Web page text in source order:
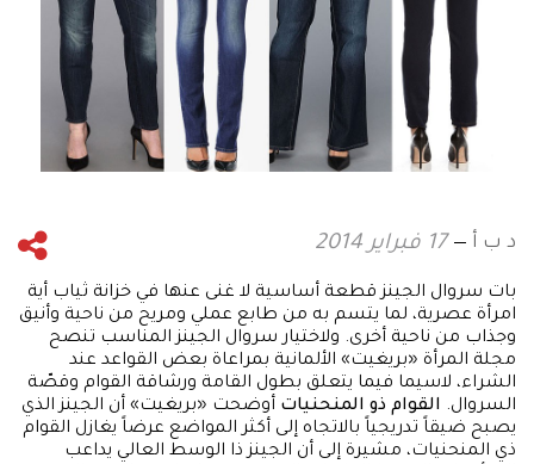
د ب أ 17 فبراير 2014
بات سروال الجينز قطعة أساسية لا غنى عنها في خزانة ثياب أية
امرأة عصرية، لما يتسم به من طابع عملي ومريح من ناحية وأنيق
وجذاب من ناحية أخرى. ولاختيار سروال الجينز المناسب تنصح
مجلة المرأة «بريغيت» الألمانية بمراعاة بعض القواعد عند
الشراء، لاسيما فيما يتعلق بطول القامة ورشاقة القوام وقصّة
السروال. القوام ذو المنحنيات أوضحت «بريغيت» أن الجينز الذي
يصبح ضيقاً تدريجياً بالاتجاه إلى أكثر المواضع عرضاً يغازل القوام
ذي المنحنيات، مشيرة إلى أن الجينز ذا الوسط العالي يداعب